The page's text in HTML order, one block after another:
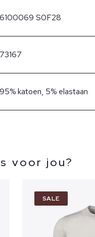
6100069 S0F28
73167
95% katoen, 5% elastaan
voor jou?
SALE